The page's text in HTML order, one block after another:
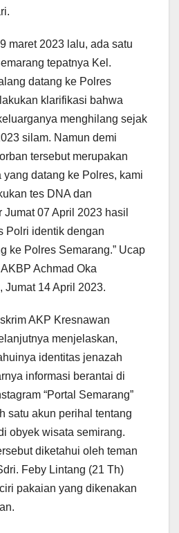
maret 2023 lalu, ada satu
tepatnya Kel.
datang ke Polres
klarifikasi bahwa
menghilang sejak
silam. Namun demi
tersebut merupakan
datang ke Polres, kami
tes DNA dan
07 April 2023 hasil
Polri identik dengan
ke Polres Semarang.” Ucap
Achmad Oka
Jumat 14 April 2023.
AKP Kresnawan
menjelaskan,
identitas jenazah
informasi berantai di
“Portal Semarang”
satu akun perihal tentang
obyek wisata semirang.
diketahui oleh teman
Feby Lintang (21 Th)
pakaian yang dikenakan